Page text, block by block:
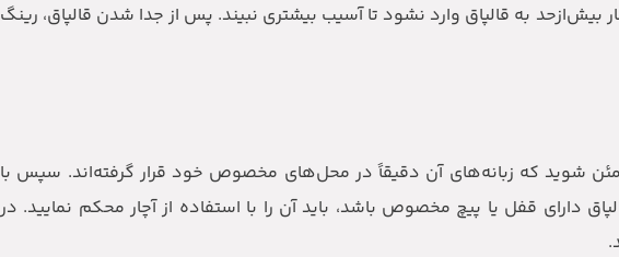
بیش‌ازحد به قالپاق وارد نشود تا آسیب بیشتری نبیند. پس از جدا شدن قالپاق، رینگ
شوید که زبانه‌های آن دقیقاً در محل‌های مخصوص خود قرار گرفته‌اند. سپس با
دارای قفل یا پیچ مخصوص باشد، باید آن را با استفاده از آچار محکم نمایید. در